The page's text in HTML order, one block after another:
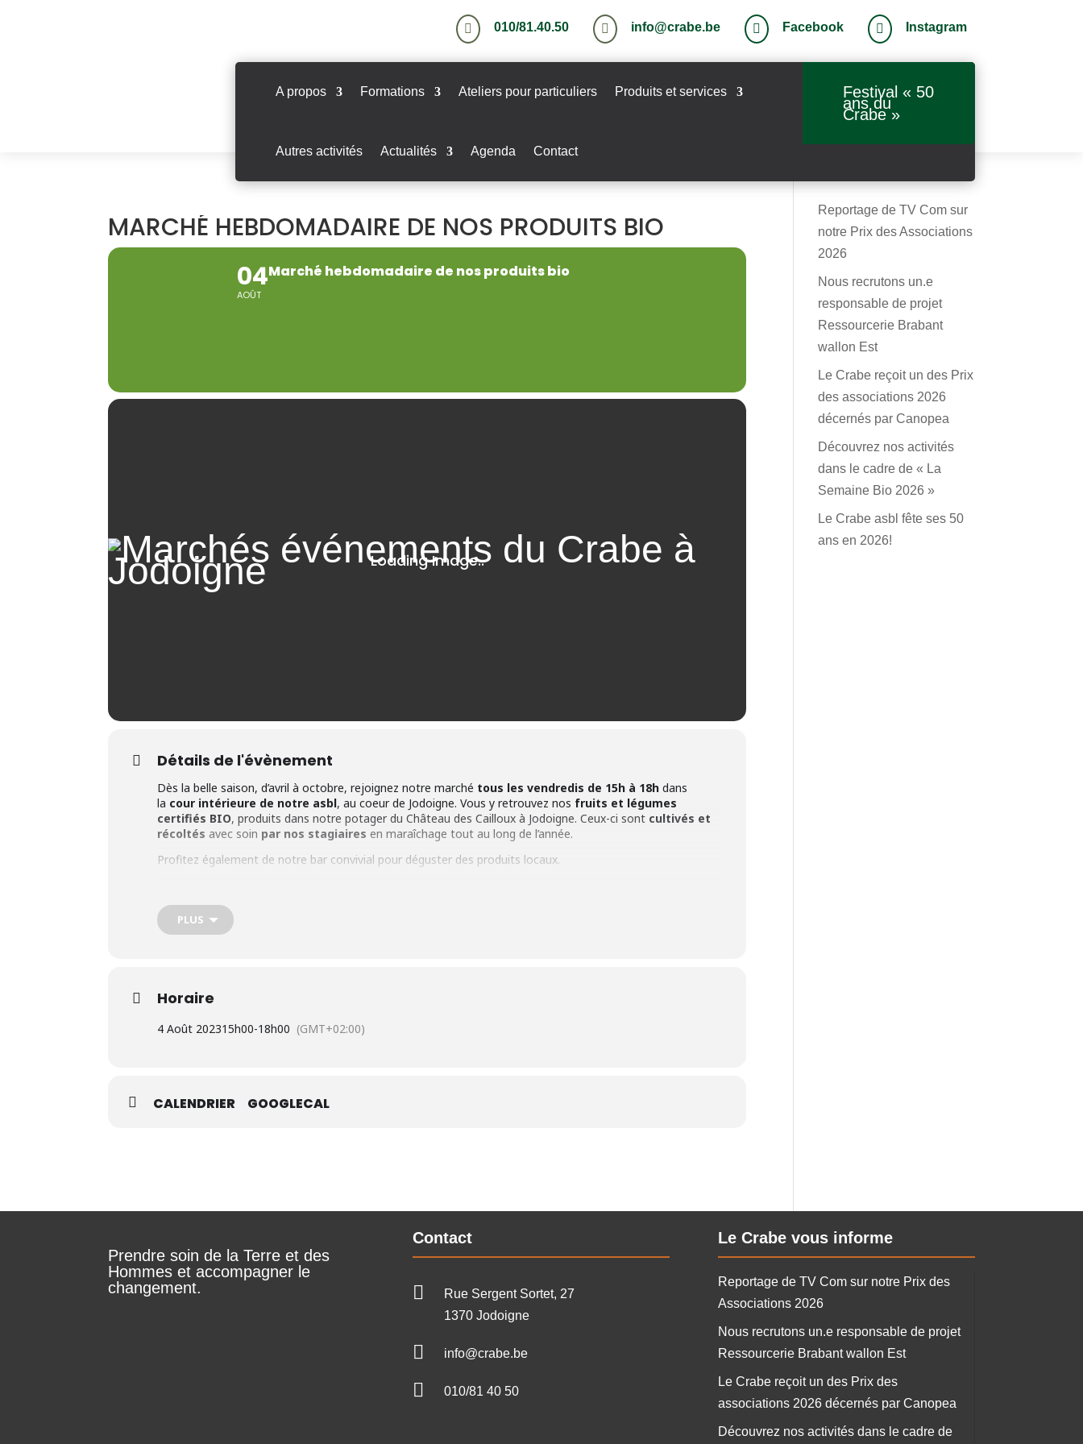
 010/81.40.50  info@crabe.be  Facebook  Instagram
A propos Formations Ateliers pour particuliers Produits et services
Autres activités Actualités Agenda Contact
Festival « 50
ans du
Crabe »
MARCHÉ HEBDOMADAIRE DE NOS PRODUITS BIO
04
AOÛT
Marché hebdomadaire de nos produits bio
Détails de l'évènement
Dès la belle saison, d’avril à octobre, rejoignez notre marché tous les vendredis de 15h à 18h dans
la cour intérieure de notre asbl, au coeur de Jodoigne. Vous y retrouvez nos fruits et légumes
certifiés BIO, produits dans notre potager du Château des Cailloux à Jodoigne. Ceux-ci sont cultivés et
récoltés avec soin par nos stagiaires en maraîchage tout au long de l’année.
Profitez également de notre bar convivial pour déguster des produits locaux.
Parking: Gratuit à 150m sur la Grand-Place
PLUS
Horaire
4 Août 202315h00-18h00 (GMT+02:00)
CALENDRIER GOOGLECAL
Reportage de TV Com sur
notre Prix des Associations
2026
Nous recrutons un.e
responsable de projet
Ressourcerie Brabant
wallon Est
Le Crabe reçoit un des Prix
des associations 2026
décernés par Canopea
Découvrez nos activités
dans le cadre de « La
Semaine Bio 2026 »
Le Crabe asbl fête ses 50
ans en 2026!
Prendre soin de la Terre et des
Hommes et accompagner le
changement.
Contact

Rue Sergent Sortet, 27
1370 Jodoigne
 info@crabe.be
 010/81 40 50
Le Crabe vous informe
Reportage de TV Com sur notre Prix des
Associations 2026
Nous recrutons un.e responsable de projet
Ressourcerie Brabant wallon Est
Le Crabe reçoit un des Prix des
associations 2026 décernés par Canopea
Découvrez nos activités dans le cadre de